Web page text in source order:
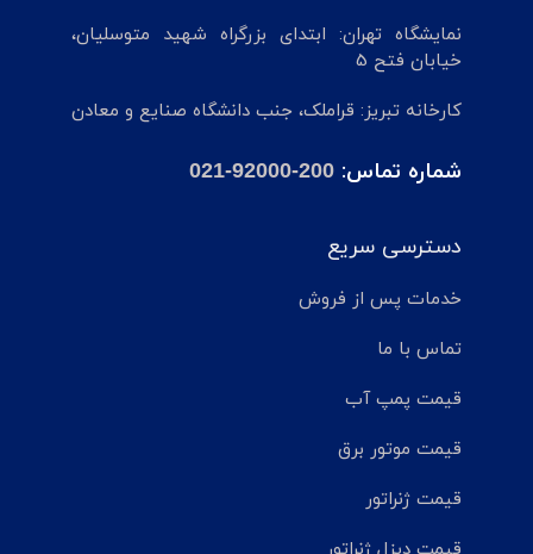
نمایشگاه تهران: ابتدای بزرگراه شهید متوسلیان،
خیابان فتح 5
کارخانه تبریز: قراملک، جنب دانشگاه صنایع و معادن
شماره تماس: 021-92000-200
دسترسی سریع
خدمات پس از فروش
تماس با ما
قیمت پمپ آب
قیمت موتور برق
قیمت ژنراتور